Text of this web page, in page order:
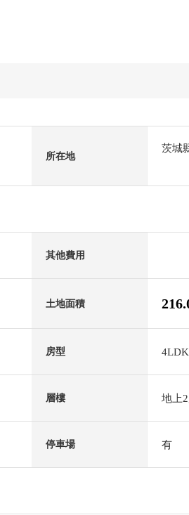
所在地
茨城
其他費用
土地面積
房型 4LDK
層樓 地上
停車場 有